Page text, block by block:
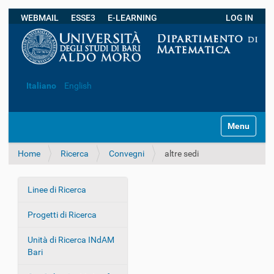
WEBMAIL ESSE3 E-LEARNING LOG IN
Italiano English
z
Toggle
Home Ricerca Convegni altre sedi
N
i
g
Linee di Ricerca
Progetti di Ricerca
Unità di Ricerca INdAM
Bari